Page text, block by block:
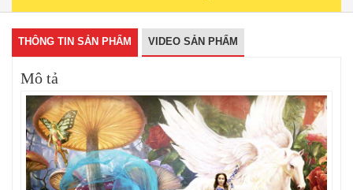
THÔNG TIN SẢN PHẨM VIDEO SẢN PHẨM
Mô tả